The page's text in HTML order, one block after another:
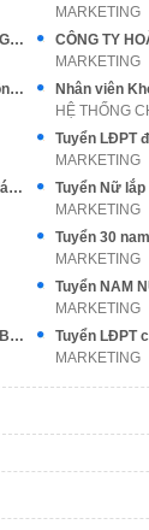
MARKETING
Tuyển LĐPT & Tạp vụ nam nữ làm tại Q1, Q2,Thủ Đức, Gò Vấp
MARKETING
Tuyển học viên nhân sự làm đồ gỗ có BAO ĂN Ở tại Đồng Nai
HỆ THỐNG
MARKETING
Tuyển nam nữ LĐPT tại KCN Vĩnh Lộc, sắp xếp hàng, dán hộp
MARKETING
MARKETING
Tuyển NAM
MARKETING
Tuyển NV phụ lắp phông rạp đám cưới tại Tây Hồ - HN BAO ĂN Ở
MARKETING